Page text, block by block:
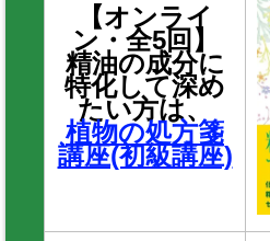
【オンライ
ン・全5回】
精油の成分に
特化して深め
たい方は、
植物の処方箋
講座(初級講座)